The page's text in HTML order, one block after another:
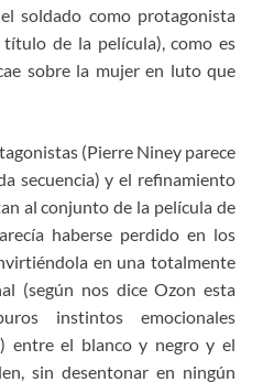
soldado como protagonista
de la película), como es
sobre la mujer en luto que
(Pierre Niney parece
secuencia) y el refinamiento
al conjunto de la película de
haberse perdido en los
en una totalmente
(según nos dice Ozon esta
instintos emocionales
entre el blanco y negro y el
sin desentonar en ningún